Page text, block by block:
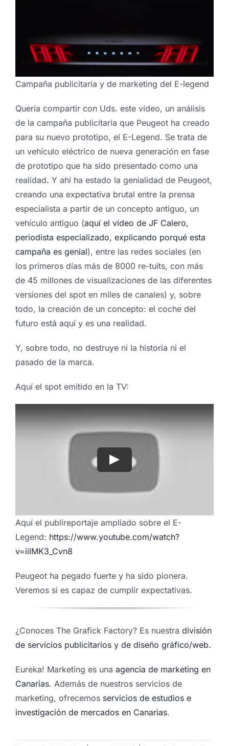
Campaña publicitaria y de marketing del E-legend
Quería compartir con Uds. este vídeo, un análisis
de la campaña publicitaria que Peugeot ha creado
para su nuevo prototipo, el E-Legend. Se trata de
un vehículo eléctrico de nueva generación en fase
de prototipo que ha sido presentado como una
realidad. Y ahí ha estado la genialidad de Peugeot,
creando una expectativa brutal entre la prensa
especialista a partir de un concepto antiguo, un
vehículo antiguo (aquí el vídeo de JF Calero,
periodista especializado, explicando porqué esta
campaña es genial), entre las redes sociales (en
los primeros días más de 8000 re-tuits, con más
de 45 millones de visualizaciones de las diferentes
versiones del spot en miles de canales) y, sobre
todo, la creación de un concepto: el coche del
futuro está aquí y es una realidad.
Y, sobre todo, no destruye ni la historia ni el
pasado de la marca.
Aquí el spot emitido en la TV:
Aquí el publireportaje ampliado sobre el E-
Legend: https://www.youtube.com/watch?
v=iilMK3_Cvn8
Peugeot ha pegado fuerte y ha sido pionera.
Veremos si es capaz de cumplir expectativas.
¿Conoces The Grafick Factory? Es nuestra división
de servicios publicitarios y de diseño gráfico/web.
Eureka! Marketing es una agencia de marketing en
Canarias. Además de nuestros servicios de
marketing, ofrecemos servicios de estudios e
investigación de mercados en Canarias.